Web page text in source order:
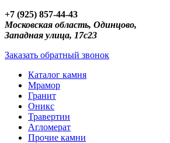
+7 (925) 857-44-43
Московская область, Одинцово,
Западная улица, 17с23
Заказать обратный звонок
Каталог камня
Мрамор
Гранит
Оникс
Травертин
Агломерат
Прочие камни